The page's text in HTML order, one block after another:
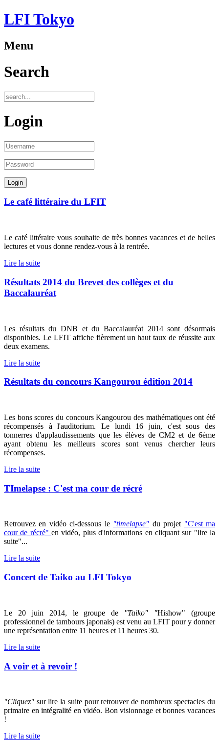
LFI Tokyo
Menu
Search
Login
Le café littéraire du LFIT
Le café littéraire vous souhaite de très bonnes vacances et de belles
lectures et vous donne rendez-vous à la rentrée.
Lire la suite
Résultats 2014 du Brevet des collèges et du
Baccalauréat
Les résultats du DNB et du Baccalauréat 2014 sont désormais
disponibles. Le LFIT affiche fièrement un haut taux de réussite aux
deux examens.
Lire la suite
Résultats du concours Kangourou édition 2014
Les bons scores du concours Kangourou des mathématiques ont été
récompensés à l'auditorium. Le lundi 16 juin, c'est sous des
tonnerres d'applaudissements que les élèves de CM2 et de 6ème
ayant obtenu les meilleurs scores sont venus chercher leurs
récompenses.
Lire la suite
TImelapse : C'est ma cour de récré
Retrouvez en vidéo ci-dessous le "timelapse" du projet "C'est ma
cour de récré"en vidéo, plus d'informations en cliquant sur "lire la
suite"...
Lire la suite
Concert de Taiko au LFI Tokyo
Le 20 juin 2014, le groupe de "Taiko" "Hishow" (groupe
professionnel de tambours japonais) est venu au LFIT pour y donner
une représentation entre 11 heures et 11 heures 30.
Lire la suite
A voir et à revoir !
"Cliquez" sur lire la suite pour retrouver de nombreux spectacles du
primaire en intégralité en vidéo. Bon visionnage et bonnes vacances
!
Lire la suite